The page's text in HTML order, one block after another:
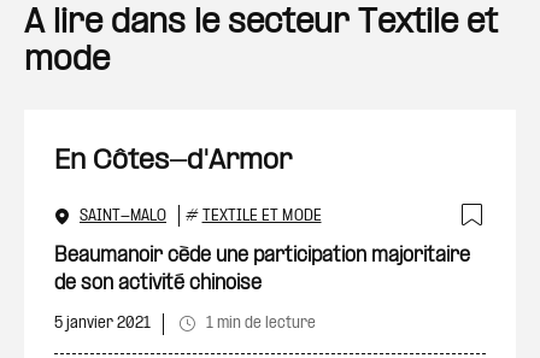
A lire dans le secteur Textile et
mode
En Côtes-d'Armor
SAINT-MALO # TEXTILE ET MODE
Beaumanoir cède une participation majoritaire
de son activité chinoise
5 janvier 2021 1 min de lecture